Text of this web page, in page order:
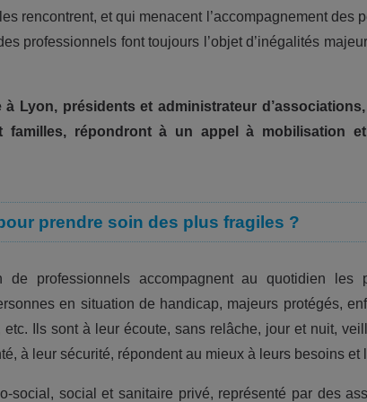
rencontrent, et qui menacent l’accompagnement
professionnels font toujours l’objet d’inégalités
à Lyon, présidents et administrateur
familles, répondront à un appel à mobilisation
prendre soin des plus fragiles ?
de professionnels accompagnent au quotidien
en situation de handicap, majeurs protégés,
etc. Ils sont à leur écoute, sans relâche, jour et nuit,
à leur sécurité, répondent au mieux à leurs besoins et
social, social et sanitaire privé, représenté par des